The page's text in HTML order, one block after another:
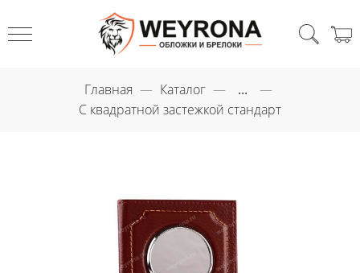
Главная Каталог
...
С квадратной застежкой стандарт